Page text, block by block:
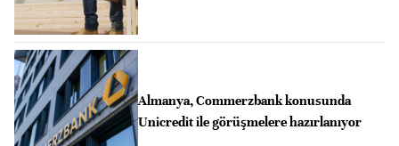
Almanya, Commerzbank konusunda
Unicredit ile görüşmelere hazırlanıyor